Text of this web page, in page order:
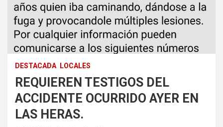
DESTACADA LOCALES
REQUIEREN TESTIGOS DEL
ACCIDENTE OCURRIDO AYER EN
LAS HERAS.